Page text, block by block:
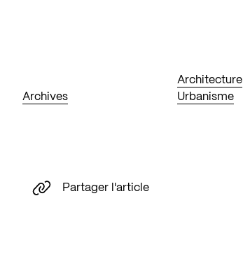
Archives
Architecture
Urbanisme
Partager l'article